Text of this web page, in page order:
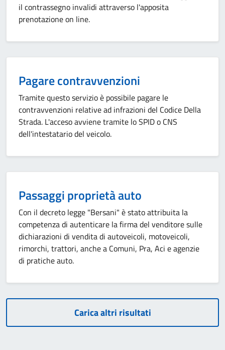
il contrassegno invalidi attraverso l'apposita
prenotazione on line.
Pagare contravvenzioni
Tramite questo servizio è possibile pagare le
contravvenzioni relative ad infrazioni del Codice Della
Strada. L'acceso avviene tramite lo SPID o CNS
dell'intestatario del veicolo.
Passaggi proprietà auto
Con il decreto legge "Bersani" è stato attribuita la
competenza di autenticare la firma del venditore sulle
dichiarazioni di vendita di autoveicoli, motoveicoli,
rimorchi, trattori, anche a Comuni, Pra, Aci e agenzie
di pratiche auto.
Carica altri risultati